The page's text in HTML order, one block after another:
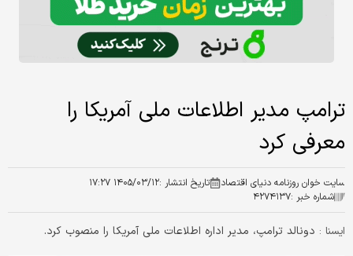
ترامپ مدیر اطلاعات ملی آمریکا را
معرفی کرد
سایت خوان روزنامه دنیای اقتصاد تاریخ انتشار :۱۴۰۵/۰۳/۱۲ ۱۷:۲۷
شماره خبر :۴۲۷۴۱۳۷
ايسنا : دونالد ترامپ، مدیر اداره اطلاعات ملی آمریکا را منصوب کرد.